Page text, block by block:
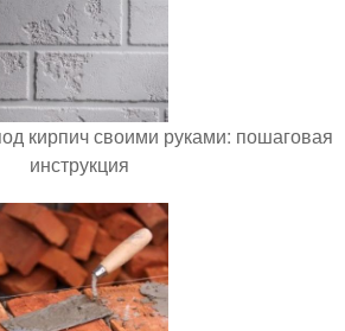
кирпич своими руками: пошаговая
инструкция